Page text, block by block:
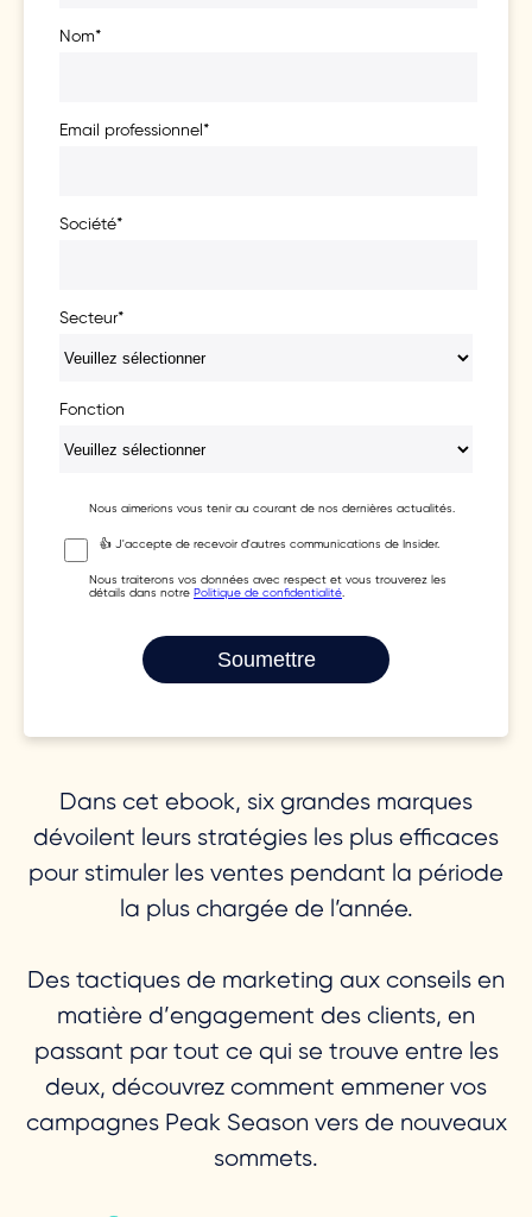
Nom*
Email professionnel*
Société*
Secteur*
Fonction
Nous aimerions vous tenir au courant de nos dernières actualités.
👍 J'accepte de recevoir d'autres communications de Insider.
Nous traiterons vos données avec respect et vous trouverez les
détails dans notre Politique de confidentialité.
Dans cet ebook, six grandes marques
dévoilent leurs stratégies les plus efficaces
pour stimuler les ventes pendant la période
la plus chargée de l’année.
Des tactiques de marketing aux conseils en
matière d’engagement des clients, en
passant par tout ce qui se trouve entre les
deux, découvrez comment emmener vos
campagnes Peak Season vers de nouveaux
sommets.